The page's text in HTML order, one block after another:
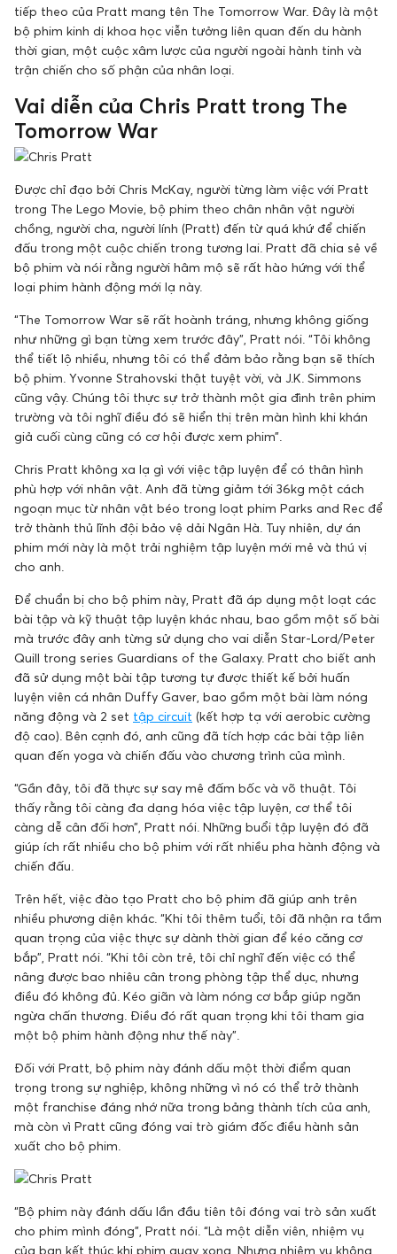
tiếp theo của Pratt mang tên The Tomorrow War. Đây là một
bộ phim kinh dị khoa học viễn tưởng liên quan đến du hành
thời gian, một cuộc xâm lược của người ngoài hành tinh và
trận chiến cho số phận của nhân loại.
Vai diễn của Chris Pratt trong The
Tomorrow War
Được chỉ đạo bởi Chris McKay, người từng làm việc với Pratt
trong The Lego Movie, bộ phim theo chân nhân vật người
chồng, người cha, người lính (Pratt) đến từ quá khứ để chiến
đấu trong một cuộc chiến trong tương lai. Pratt đã chia sẻ về
bộ phim và nói rằng người hâm mộ sẽ rất hào hứng với thể
loại phim hành động mới lạ này.
“The Tomorrow War sẽ rất hoành tráng, nhưng không giống
như những gì bạn từng xem trước đây”, Pratt nói. “Tôi không
thể tiết lộ nhiều, nhưng tôi có thể đảm bảo rằng bạn sẽ thích
bộ phim. Yvonne Strahovski thật tuyệt vời, và J.K. Simmons
cũng vậy. Chúng tôi thực sự trở thành một gia đình trên phim
trường và tôi nghĩ điều đó sẽ hiển thị trên màn hình khi khán
giả cuối cùng cũng có cơ hội được xem phim”.
Chris Pratt không xa lạ gì với việc tập luyện để có thân hình
phù hợp với nhân vật. Anh đã từng giảm tới 36kg một cách
ngoạn mục từ nhân vật béo trong loạt phim Parks and Rec để
trở thành thủ lĩnh đội bảo vệ dải Ngân Hà. Tuy nhiên, dự án
phim mới này là một trải nghiệm tập luyện mới mẻ và thú vị
cho anh.
Để chuẩn bị cho bộ phim này, Pratt đã áp dụng một loạt các
bài tập và kỹ thuật tập luyện khác nhau, bao gồm một số bài
mà trước đây anh từng sử dụng cho vai diễn Star-Lord/Peter
Quill trong series Guardians of the Galaxy. Pratt cho biết anh
đã sử dụng một bài tập tương tự được thiết kế bởi huấn
luyện viên cá nhân Duffy Gaver, bao gồm một bài làm nóng
năng động và 2 set tập circuit (kết hợp tạ với aerobic cường
độ cao). Bên cạnh đó, anh cũng đã tích hợp các bài tập liên
quan đến yoga và chiến đấu vào chương trình của mình.
“Gần đây, tôi đã thực sự say mê đấm bốc và võ thuật. Tôi
thấy rằng tôi càng đa dạng hóa việc tập luyện, cơ thể tôi
càng dễ cân đối hơn”, Pratt nói. Những buổi tập luyện đó đã
giúp ích rất nhiều cho bộ phim với rất nhiều pha hành động và
chiến đấu.
Trên hết, việc đào tạo Pratt cho bộ phim đã giúp anh trên
nhiều phương diện khác. “Khi tôi thêm tuổi, tôi đã nhận ra tầm
quan trọng của việc thực sự dành thời gian để kéo căng cơ
bắp”, Pratt nói. “Khi tôi còn trẻ, tôi chỉ nghĩ đến việc có thể
nâng được bao nhiêu cân trong phòng tập thể dục, nhưng
điều đó không đủ. Kéo giãn và làm nóng cơ bắp giúp ngăn
ngừa chấn thương. Điều đó rất quan trọng khi tôi tham gia
một bộ phim hành động như thế này”.
Đối với Pratt, bộ phim này đánh dấu một thời điểm quan
trọng trong sự nghiệp, không những vì nó có thể trở thành
một franchise đáng nhớ nữa trong bảng thành tích của anh,
mà còn vì Pratt cũng đóng vai trò giám đốc điều hành sản
xuất cho bộ phim.
“Bộ phim này đánh dấu lần đầu tiên tôi đóng vai trò sản xuất
cho phim mình đóng”, Pratt nói. “Là một diễn viên, nhiệm vụ
của bạn kết thúc khi phim quay xong. Nhưng nhiệm vụ không